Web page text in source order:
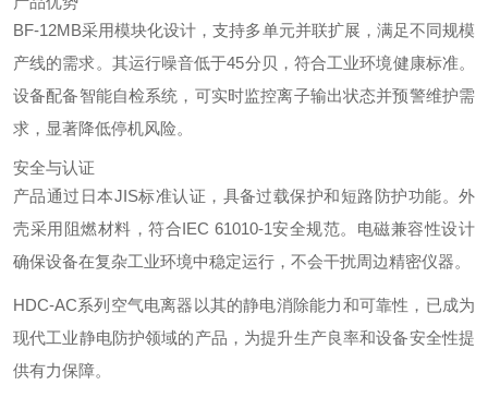
BF-12MB采用模块化设计，支持多单元并联扩展，满足不同规模
产线的需求。其运行噪音低于45分贝，符合工业环境健康标准。
设备配备智能自检系统，可实时监控离子输出状态并预警维护需
求，显著降低停机风险。
安全与认证
产品通过日本JIS标准认证，具备过载保护和短路防护功能。外
壳采用阻燃材料，符合IEC 61010-1安全规范。电磁兼容性设计
确保设备在复杂工业环境中稳定运行，不会干扰周边精密仪器。
HDC-AC系列空气电离器以其的静电消除能力和可靠性，已成为
现代工业静电防护领域的产品，为提升生产良率和设备安全性提
供有力保障。